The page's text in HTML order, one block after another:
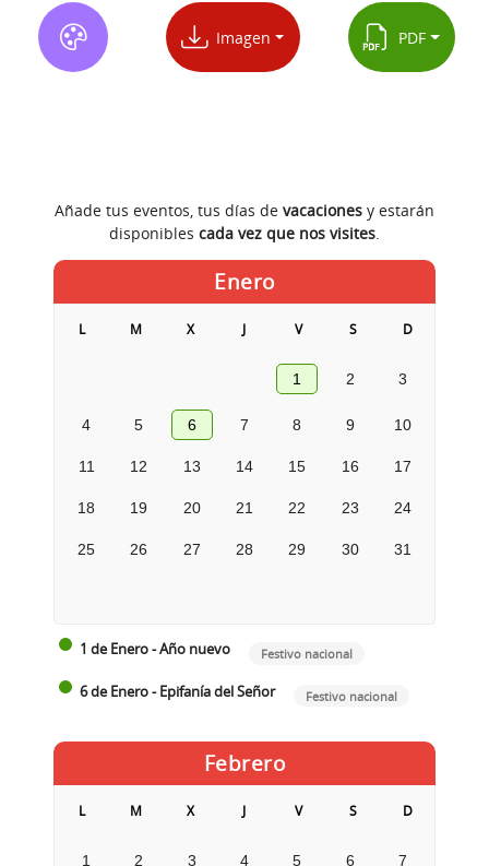
Enero
L M X J V S D
1 2 3
4 5 6 7 8 9 10
11 12 13 14 15 16 17
18 19 20 21 22 23 24
25 26 27 28 29 30 31
1 de Enero - Año nuevo Festivo nacional
6 de Enero - Epifanía del Señor Festivo nacional
Febrero
L M X J V S D
1 2 3 4 5 6 7
Añade tus eventos, tus días de vacaciones y estarán
disponibles cada vez que nos visites.
Imagen PDF